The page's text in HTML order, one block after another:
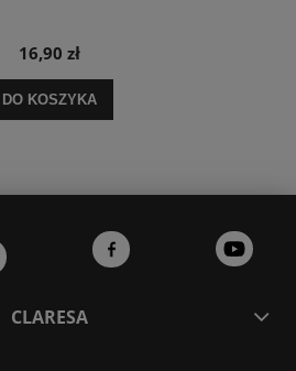
16,90 zł
DO KOSZYKA
CLARESA